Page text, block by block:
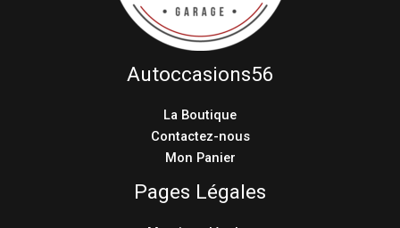
Autoccasions56
La Boutique
Contactez-nous
Mon Panier
Pages Légales